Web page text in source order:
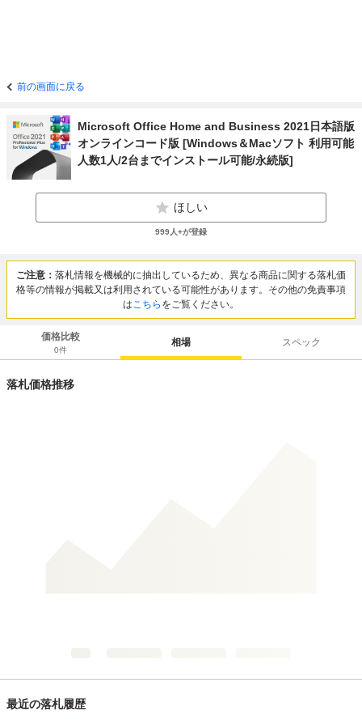
前の画面に戻る
Microsoft Office Home and Business 2021日本語版
オンラインコード版 [Windows＆Macソフト 利用可能
人数1人/2台までインストール可能/永続版]
ほしい
999人+が登録
ご注意： 落札情報を機械的に抽出しているため、異なる商品に関する落札価
格等の情報が掲載又は利用されている可能性があります。その他の免責事項
はこちら をご覧ください。
価格比較
0件
相場 スペック
落札価格推移
最近の落札履歴